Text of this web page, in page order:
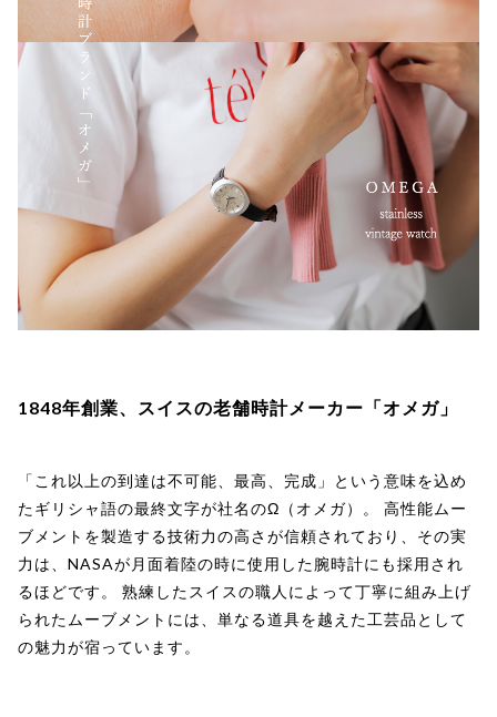
1848年創業、スイスの老舗時計メーカー「オメガ」
「これ以上の到達は不可能、最高、完成」という意味を込め
たギリシャ語の最終文字が社名のΩ（オメガ）。 高性能ムー
ブメントを製造する技術力の高さが信頼されており、その実
力は、NASAが月面着陸の時に使用した腕時計にも採用され
るほどです。 熟練したスイスの職人によって丁寧に組み上げ
られたムーブメントには、単なる道具を越えた工芸品として
の魅力が宿っています。